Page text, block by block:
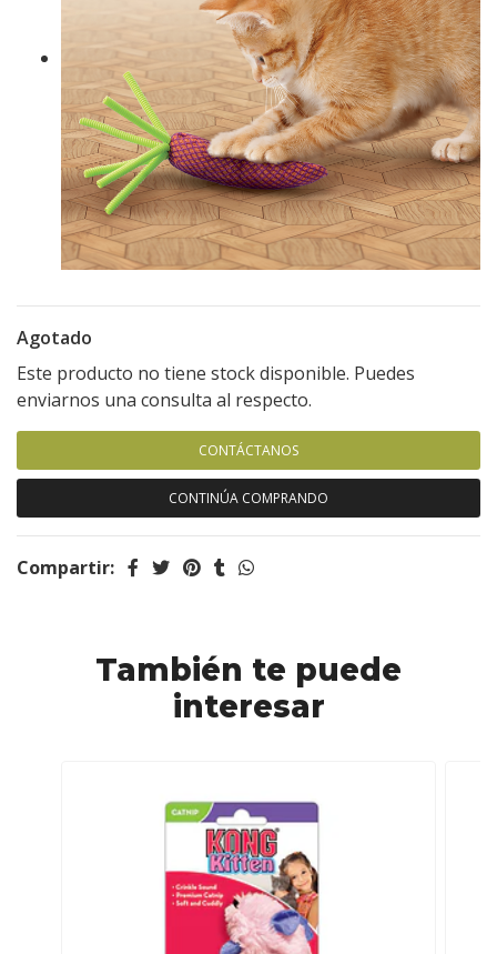
Agotado
Este producto no tiene stock disponible. Puedes
enviarnos una consulta al respecto.
CONTÁCTANOS
CONTINÚA COMPRANDO
Compartir:
También te puede
interesar